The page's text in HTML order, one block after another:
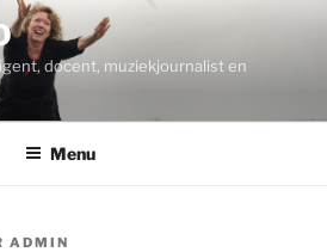
docent, muziekjournalist en
Menu
ADMIN